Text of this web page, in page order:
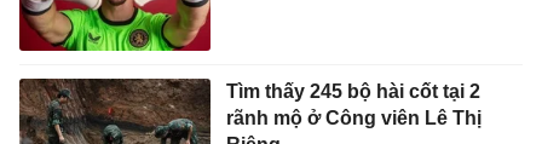
Tìm thấy 245 bộ hài cốt tại 2
rãnh mộ ở Công viên Lê Thị